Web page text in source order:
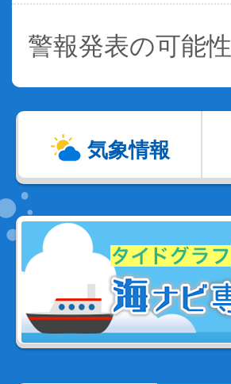
警報発表の可能性
気象情報